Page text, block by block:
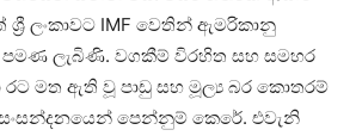
ලංකාවට IMF වෙතින් ඇමරිකානු
ලැබිණි. වගකීම් විරහිත සහ සමහර
මත ඇති වූ පාඩු සහ මූල්‍ය බර කොතරම්
පෙන්නුම් කෙරේ. එවැනි